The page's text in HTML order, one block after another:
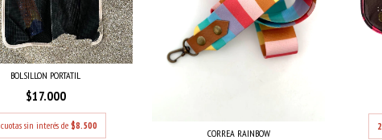
BOLSILLON PORTATIL
$17.000
cuotas sin interés de$8.500
CORREA RAINBOW
2